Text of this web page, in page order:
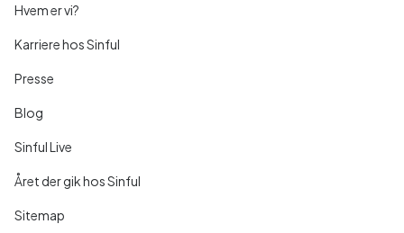
Hvem er vi?
Karriere hos Sinful
Presse
Blog
Sinful Live
Året der gik hos Sinful
Sitemap